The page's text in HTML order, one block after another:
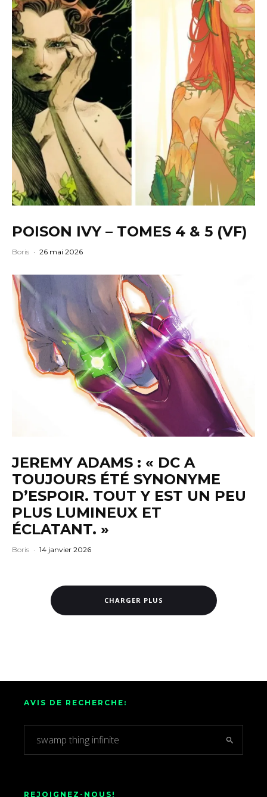
POISON IVY – TOMES 4 & 5 (VF)
Boris · 26 mai 2026
JEREMY ADAMS : « DC A
TOUJOURS ÉTÉ SYNONYME
D’ESPOIR. TOUT Y EST UN PEU
PLUS LUMINEUX ET
ÉCLATANT. »
Boris · 14 janvier 2026
CHARGER PLUS
AVIS DE RECHERCHE:
REJOIGNEZ-NOUS!